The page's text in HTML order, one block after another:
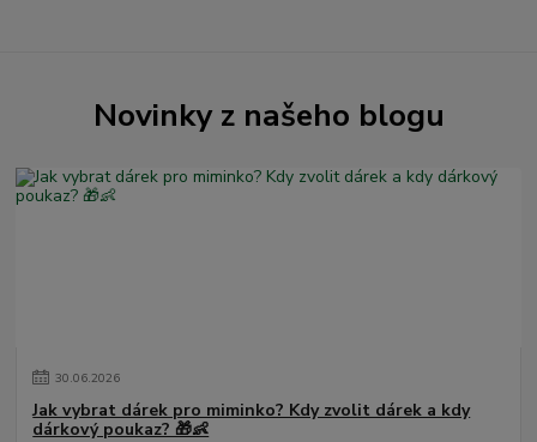
Novinky z našeho blogu
30.06.2026
Jak vybrat dárek pro miminko? Kdy zvolit dárek a kdy
dárkový poukaz? 🎁👶